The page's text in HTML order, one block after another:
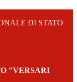
DI STATO
"VERSARI